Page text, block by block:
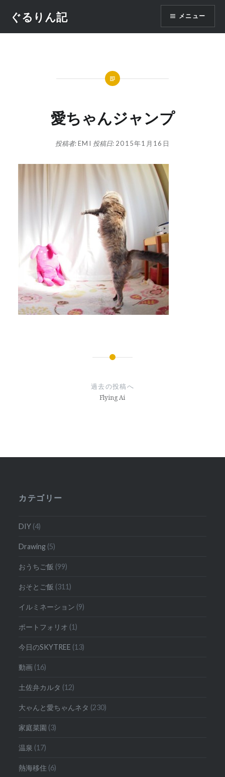
テ
ぐるりん記 メニュー
愛ちゃんジャンプ
投稿者:EMI 投稿日: 2015年1月16日
ー
過去の投稿へ
Flying Ai
カテゴリー
DIY (4)
Drawing (5)
おうちご飯 (99)
おそとご飯 (311)
イルミネーション (9)
ポートフォリオ (1)
今日のSKYTREE (13)
動画 (16)
土佐弁カルタ (12)
大ゃんと愛ちゃんネタ (230)
家庭菜園 (3)
温泉 (17)
熱海移住 (6)